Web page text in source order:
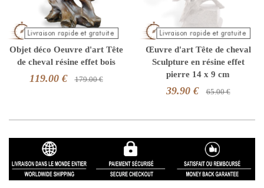
Objet déco Oeuvre d'art Tête
de cheval résine effet bois
119.00 € 179.00 €
Œuvre d'art Tête de cheval
Sculpture en résine effet
pierre 14 x 9 cm
39.90 € 65.00 €